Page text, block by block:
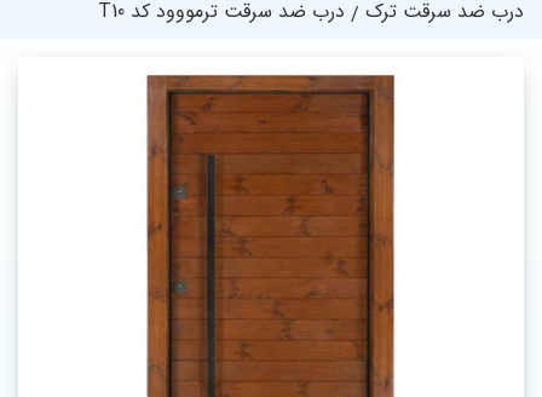
درب ضد سرقت ترک
درب ضد سرقت ترمووود کد T10